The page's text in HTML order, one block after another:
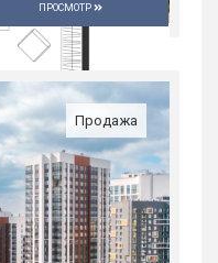
ПРОСМОТР
Продажа